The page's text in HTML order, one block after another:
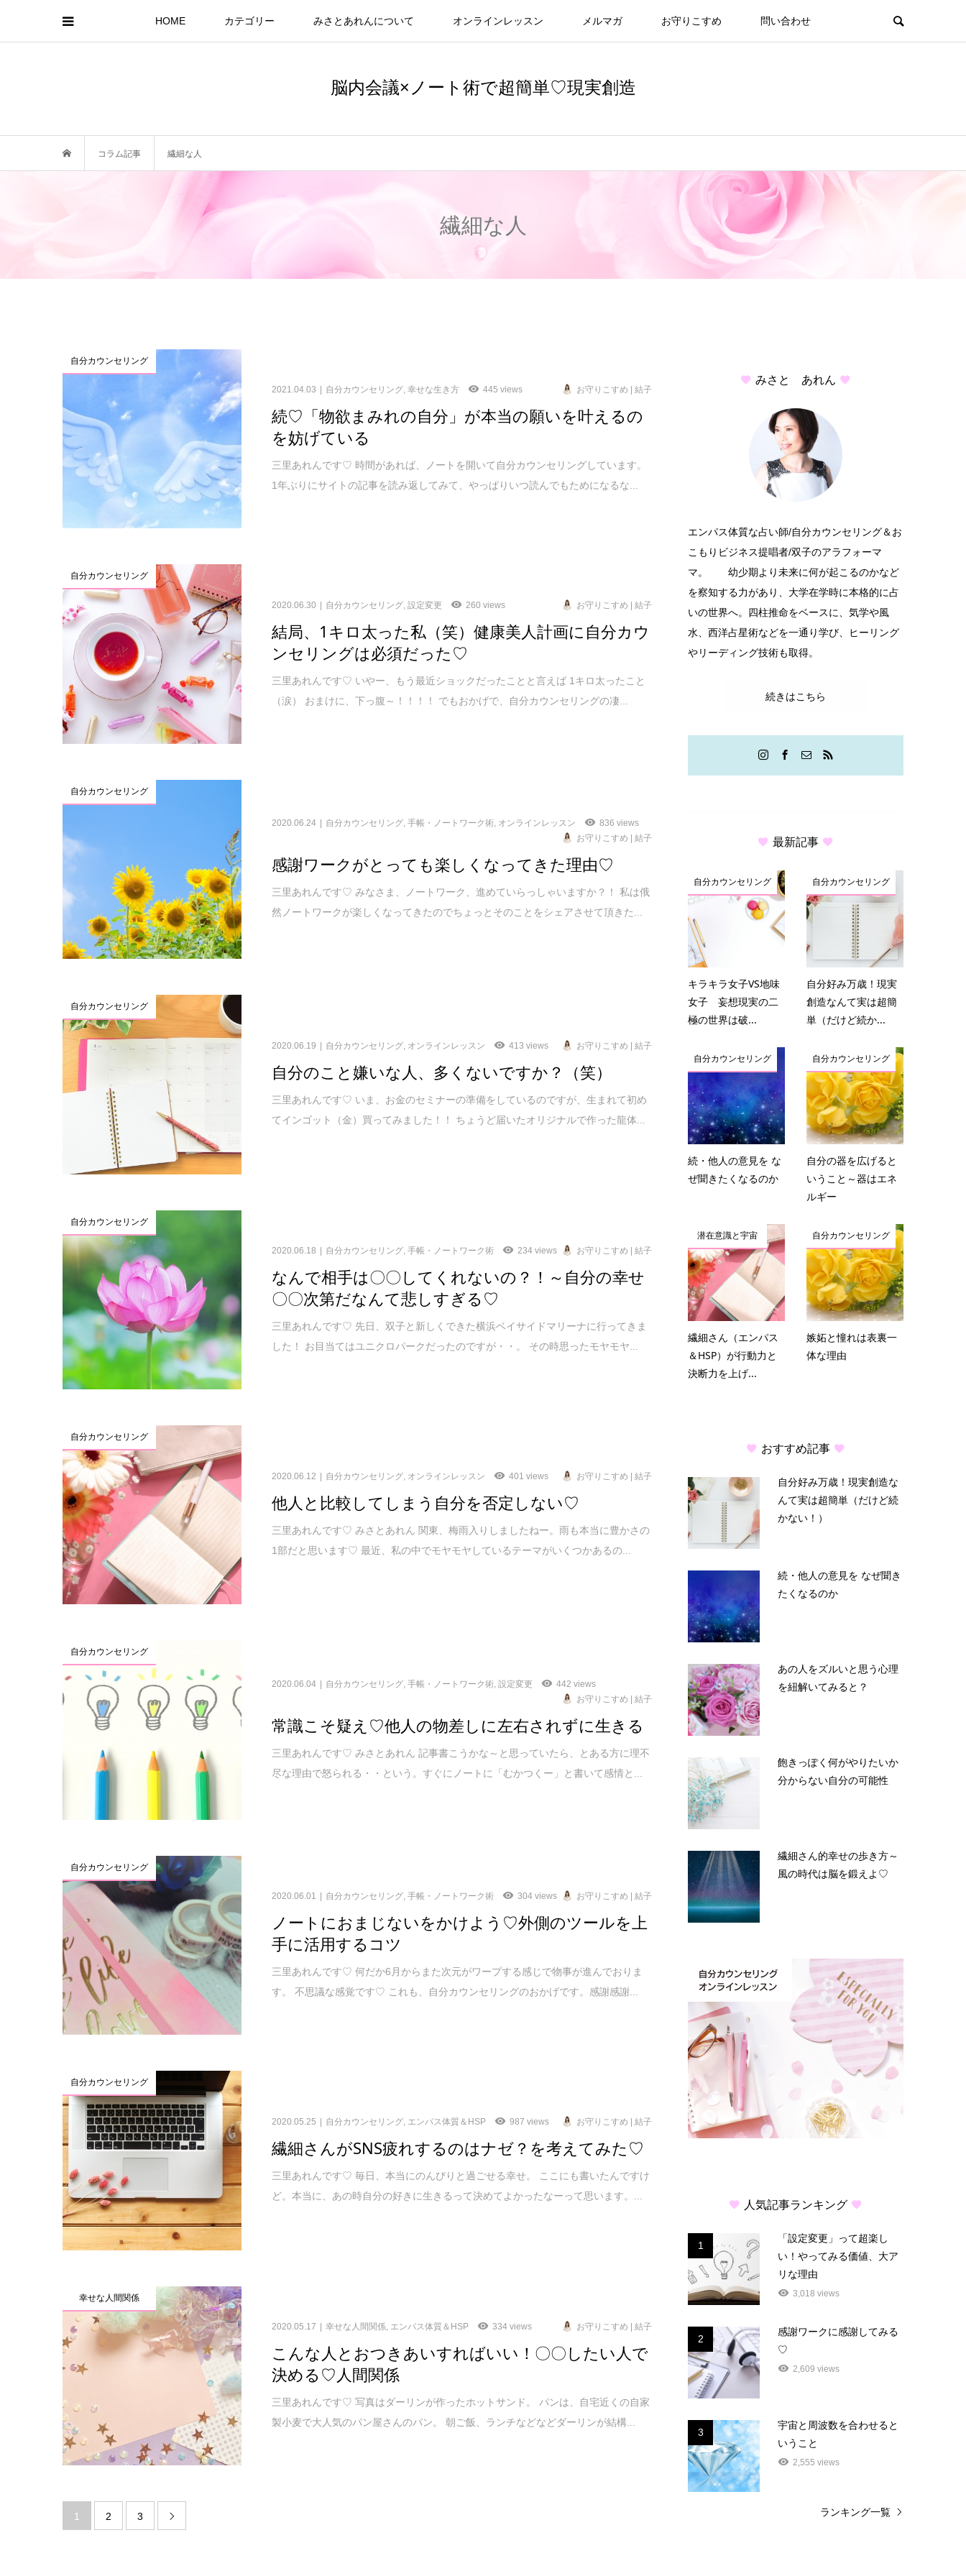
HOME カテゴリー みさとあれんについて オンラインレッスン メルマガ お守りこすめ 問い合わせ
脳内会議×ノート術で超簡単♡現実創造
コラム記事 繊細な人
繊細な人
自分カウンセリング
2021.04.03 自分カウンセリング,幸せな生き方 445 views お守りこすめ | 結子
続♡「物欲まみれの自分」が本当の願いを叶えるの
を妨げている
三里あれんです♡ 時間があれば、ノートを開いて自分カウンセリングしています。
1年ぶりにサイトの記事を読み返してみて、やっぱりいつ読んでもためになるな...
自分カウンセリング
2020.06.30 自分カウンセリング ,設定変更 260 views お守りこすめ | 結子
結局、1キロ太った私（笑）健康美人計画に自分カウ
ンセリングは必須だった♡
三里あれんです♡ いやー、もう最近ショックだったことと言えば 1キロ太ったこと
（涙） おまけに、下っ腹～！！！！ でもおかげで、自分カウンセリングの凄...
自分カウンセリング
2020.06.24 自分カウンセリング,手帳・ノートワーク術, オンラインレッスン
836 views
お守りこすめ | 結子
感謝ワークがとっても楽しくなってきた理由♡
三里あれんです♡ みなさま、ノートワーク、進めていらっしゃいますか？！ 私は俄
然ノートワークが楽しくなってきたのでちょっとそのことをシェアさせて頂きた...
自分カウンセリング
2020.06.19 自分カウンセリング, オンラインレッスン 413 views お守りこすめ | 結子
自分のこと嫌いな人、多くないですか？（笑）
三里あれんです♡ いま、お金のセミナーの準備をしているのですが、生まれて初め
てインゴット（金）買ってみました！！ ちょうど届いたオリジナルで作った龍体...
自分カウンセリング
2020.06.18 自分カウンセリング ,手帳・ノートワーク術 234 views お守りこすめ | 結子
なんで相手は〇〇してくれないの？！～自分の幸せ
〇〇次第だなんて悲しすぎる♡
三里あれんです♡ 先日、双子と新しくできた横浜ベイサイドマリーナに行ってきま
した！ お目当てはユニクロパークだったのですが・・。 その時思ったモヤモヤ...
自分カウンセリング
2020.06.12 自分カウンセリング, オンラインレッスン 401 views お守りこすめ | 結子
他人と比較してしまう自分を否定しない♡
三里あれんです♡ みさとあれん 関東、梅雨入りしましたねー。雨も本当に豊かさの
1部だと思います♡ 最近、私の中でモヤモヤしているテーマがいくつかあるの...
自分カウンセリング
2020.06.04 自分カウンセリング,手帳・ノートワーク術,設定変更
442 views
お守りこすめ | 結子
常識こそ疑え♡他人の物差しに左右されずに生きる
三里あれんです♡ みさとあれん 記事書こうかな～と思っていたら、とある方に理不
尽な理由で怒られる・・という。すぐにノートに「むかつくー」と書いて感情と...
自分カウンセリング
2020.06.01 自分カウンセリング,手帳・ノートワーク術 304 views お守りこすめ | 結子
ノートにおまじないをかけよう♡外側のツールを上
手に活用するコツ
三里あれんです♡ 何だか6月からまた次元がワープする感じで物事が進んでおりま
す。 不思議な感覚です♡ これも、自分カウンセリングのおかげです。感謝感謝...
自分カウンセリング
2020.05.25 自分カウンセリング, エンパス体質＆HSP 987 views お守りこすめ | 結子
繊細さんがSNS疲れするのはナゼ？を考えてみた♡
三里あれんです♡ 毎日、本当にのんびりと過ごせる幸せ。 ここにも書いたんですけ
ど。本当に、あの時自分の好きに生きるって決めてよかったなーって思います。...
幸せな人間関係
2020.05.17 幸せな人間関係 エンパス体質＆HSP 334 views お守りこすめ | 結子
こんな人とおつきあいすればいい！〇〇したい人で
決める♡人間関係
三里あれんです♡ 写真はダーリンが作ったホットサンド。 パンは、自宅近くの自家
製小麦で大人気のパン屋さんのパン。 朝ご飯、ランチなどなどダーリンが結構...
1 2 3 
みさと あれん
エンパス体質な占い師/自分カウンセリング＆お
こもりビジネス提唱者/双子のアラフォーマ
マ。 幼少期より未来に何が起こるのかなど
を察知する力があり、大学在学時に本格的に占
いの世界へ。四柱推命をベースに、気学や風
水、西洋占星術などを一通り学び、ヒーリング
やリーディング技術も取得。
続きはこちら
最新記事
自分カウンセリング
キラキラ女子VS地味
女子 妄想現実の二
極の世界は破...
自分カウンセリング
自分好み万歳！現実
創造なんて実は超簡
単（だけど続か...
自分カウンセリング
続・他人の意見を な
ぜ聞きたくなるのか
自分カウンセリング
自分の器を広げると
いうこと～器はエネ
ルギー
潜在意識と宇宙
繊細さん（エンパス
＆HSP）が行動力と
決断力を上げ...
自分カウンセリング
嫉妬と憧れは表裏一
体な理由
おすすめ記事
自分好み万歳！現実創造な
んて実は超簡単（だけど続
かない！）
続・他人の意見を なぜ聞き
たくなるのか
あの人をズルいと思う心理
を紐解いてみると？
飽きっぽく何がやりたいか
分からない自分の可能性
繊細さん的幸せの歩き方～
風の時代は脳を鍛えよ♡
人気記事ランキング
1
「設定変更」って超楽し
い！やってみる価値、大ア
リな理由
3,018 views
2
感謝ワークに感謝してみる
♡
2,609 views
3
宇宙と周波数を合わせると
いうこと
2,555 views
ランキング一覧